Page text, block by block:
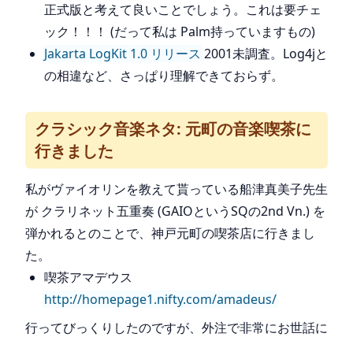
正式版と考えて良いことでしょう。これは要チェ
ック！！！ (だって私は Palm持っていますもの)
Jakarta LogKit 1.0 リリース 2001未調査。Log4jと
の相違など、さっぱり理解できておらず。
クラシック音楽ネタ: 元町の音楽喫茶に
行きました
私がヴァイオリンを教えて貰っている船津真美子先生
が クラリネット五重奏 (GAIOというSQの2nd Vn.) を
弾かれるとのことで、神戸元町の喫茶店に行きまし
た。
喫茶アマデウス
http://homepage1.nifty.com/amadeus/
行ってびっくりしたのですが、外注で非常にお世話に